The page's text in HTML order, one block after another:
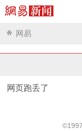
网易
网页跑丢了